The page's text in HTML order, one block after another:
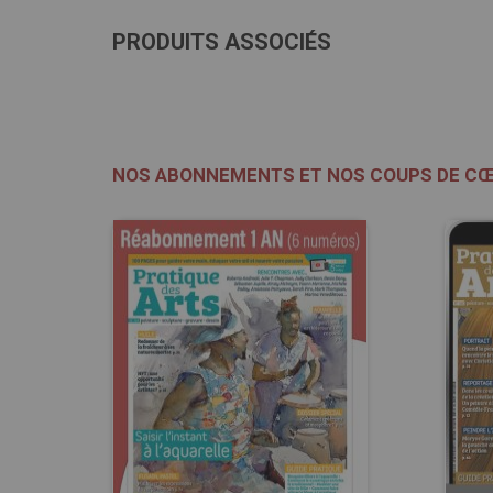
PRODUITS ASSOCIÉS
NOS ABONNEMENTS ET NOS COUPS DE